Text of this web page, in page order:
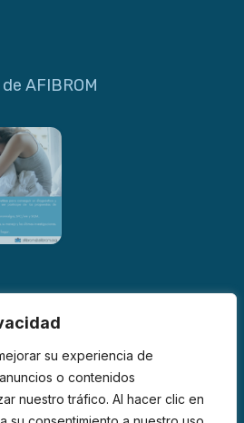
su experiencia de
o contenidos
nuestro tráfico. Al hacer clic en
AFIBROM
los derechos reservados.